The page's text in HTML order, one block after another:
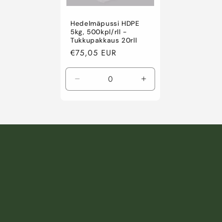
m
a
Hedelmäpussi HDPE
5kg, 500kpl/rll -
Tukkupakkaus 20rll
Normaalihinta
€75,05 EUR
Vähennä
tuotteen
määrää
Lisää
tuotteen
määrää